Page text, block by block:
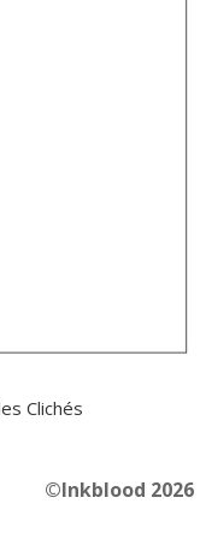
Clichés
©Inkblood 2026